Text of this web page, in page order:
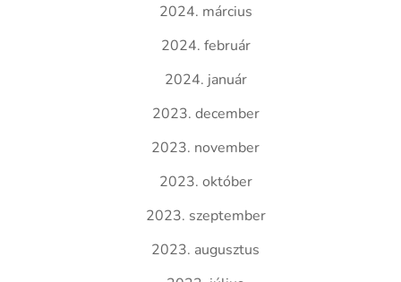
2024. március
2024. február
2024. január
2023. december
2023. november
2023. október
2023. szeptember
2023. augusztus